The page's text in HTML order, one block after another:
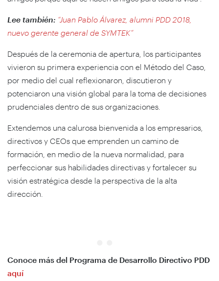
Lee también: “Juan Pablo Álvarez, alumni PDD 2018,
nuevo gerente general de SYMTEK”
Después de la ceremonia de apertura, los participantes
vivieron su primera experiencia con el Método del Caso,
por medio del cual reflexionaron, discutieron y
potenciaron una visión global para la toma de decisiones
prudenciales dentro de sus organizaciones.
Extendemos una calurosa bienvenida a los empresarios,
directivos y CEOs que emprenden un camino de
formación, en medio de la nueva normalidad, para
perfeccionar sus habilidades directivas y fortalecer su
visión estratégica desde la perspectiva de la alta
dirección.
Conoce más del Programa de Desarrollo Directivo PDD
aquí